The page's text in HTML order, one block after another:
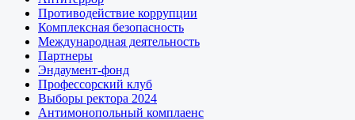
Противодействие коррупции
Комплексная безопасность
Международная деятельность
Партнеры
Эндаумент-фонд
Профессорский клуб
Выборы ректора 2024
Антимонопольный комплаенс